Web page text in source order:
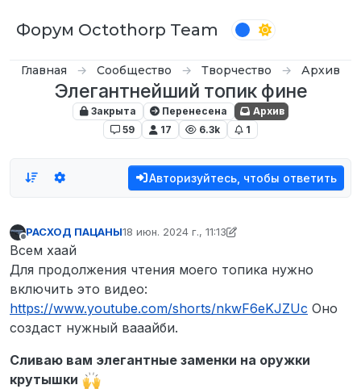
Форум Octothorp Team
Главная Сообщество Творчество Архив
Элегантнейший топик фине
Закрыта Перенесена
Архив
59
17 6.3k 1
Авторизуйтесь, чтобы ответить
Не в сети
РАСХОД ПАЦАНЫ18 июн. 2024 г., 11:13
отредактировано РАСХОД ПАЦАНЫ
Всем хаай
Для продолжения чтения моего топика нужно
включить это видео:
https://www.youtube.com/shorts/nkwF6eKJZUc Оно
создаст нужный вааайби.
Сливаю вам элегантные заменки на оружки
крутышки